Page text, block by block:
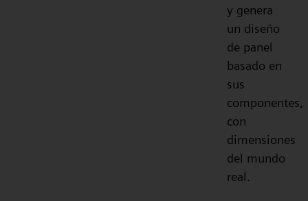
y genera
un diseño
de panel
basado en
sus
componentes,
con
dimensiones
del mundo
real.